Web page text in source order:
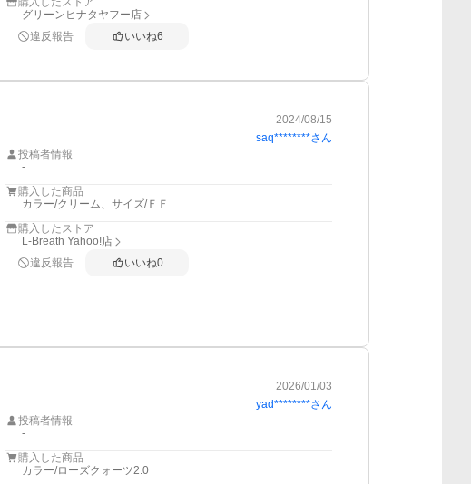
グリーンヒナタヤフー店
違反報告
いいね6
2024/08/15
saq********さん
投稿者情報
-
購入した商品
カラー/クリーム、サイズ/ＦＦ
購入したストア
L-Breath Yahoo!店
違反報告
いいね0
2026/01/03
yad********さん
投稿者情報
-
購入した商品
カラー/ローズクォーツ2.0